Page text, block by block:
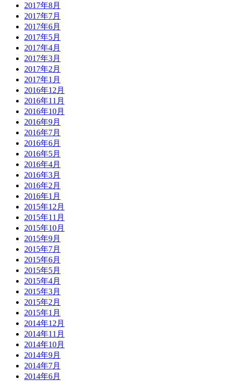
2017年8月
2017年7月
2017年6月
2017年5月
2017年4月
2017年3月
2017年2月
2017年1月
2016年12月
2016年11月
2016年10月
2016年9月
2016年7月
2016年6月
2016年5月
2016年4月
2016年3月
2016年2月
2016年1月
2015年12月
2015年11月
2015年10月
2015年9月
2015年7月
2015年6月
2015年5月
2015年4月
2015年3月
2015年2月
2015年1月
2014年12月
2014年11月
2014年10月
2014年9月
2014年7月
2014年6月